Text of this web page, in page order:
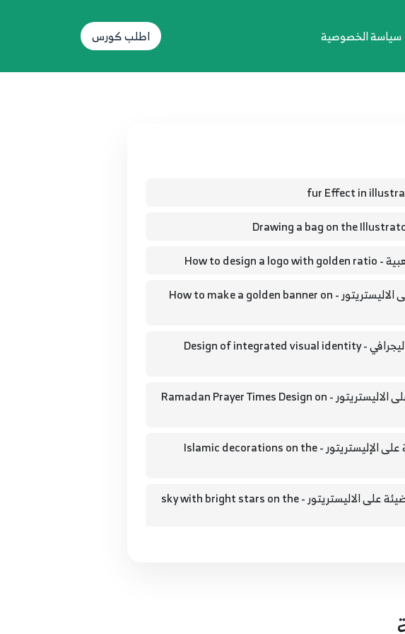
سياسة الخصوصية اطلب كورس
04.كيفية عمل بنر ذهبي مجسم على الاليستريتور - How to make a golden banner on
05.تصميم هوية بصرية متكاملة كاليجرافي - Design of integrated visual identity
06.تصميم امساكية رمضان 2019 على الاليستريتور - Ramadan Prayer Times Design on
07.كيفية تصميم الزخارف الإسلامية على الإليستريتور - Islamic decorations on the
08.كيفية عمل السماء والنجوم المضيئة على الاليستريتور - sky with bright stars on the